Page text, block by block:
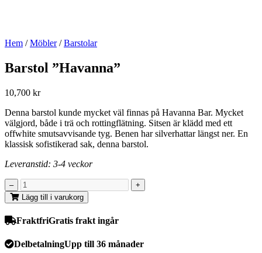
Hem /Möbler/Barstolar
Barstol ”Havanna”
10,700 kr
Denna barstol kunde mycket väl finnas på Havanna Bar. Mycket
välgjord, både i trä och rottingflätning. Sitsen är klädd med ett
offwhite smutsavvisande tyg. Benen har silverhattar längst ner. En
klassisk sofistikerad sak, denna barstol.
Leveranstid: 3-4 veckor
Lägg till i varukorg
FraktfriGratis frakt ingår
DelbetalningUpp till 36 månader